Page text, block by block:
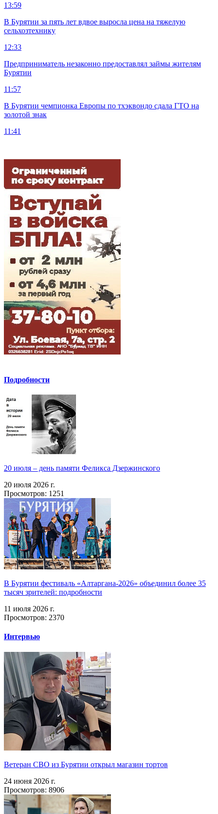
13:59
В Бурятии за пять лет вдвое выросла цена на тяжелую
сельхозтехнику
12:33
Предприниматель незаконно предоставлял займы жителям
Бурятии
11:57
В Бурятии чемпионка Европы по тхэквондо сдала ГТО на
золотой знак
11:41
Подробности
20 июля – день памяти Феликса Дзержинского
20 июля 2026 г.
Просмотров: 1251
В Бурятии фестиваль «Алтаргана-2026» объединил более 35
тысяч зрителей: подробности
11 июля 2026 г.
Просмотров: 2370
Интервью
Ветеран СВО из Бурятии открыл магазин тортов
24 июня 2026 г.
Просмотров: 8906